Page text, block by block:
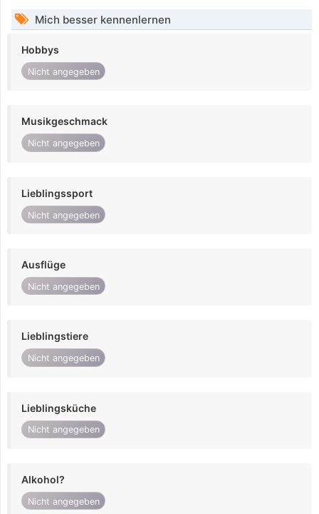
Mich besser kennenlernen
Hobbys
Nicht angegeben
Musikgeschmack
Nicht angegeben
Lieblingssport
Nicht angegeben
Ausflüge
Nicht angegeben
Lieblingstiere
Nicht angegeben
Lieblingsküche
Nicht angegeben
Alkohol?
Nicht angegeben